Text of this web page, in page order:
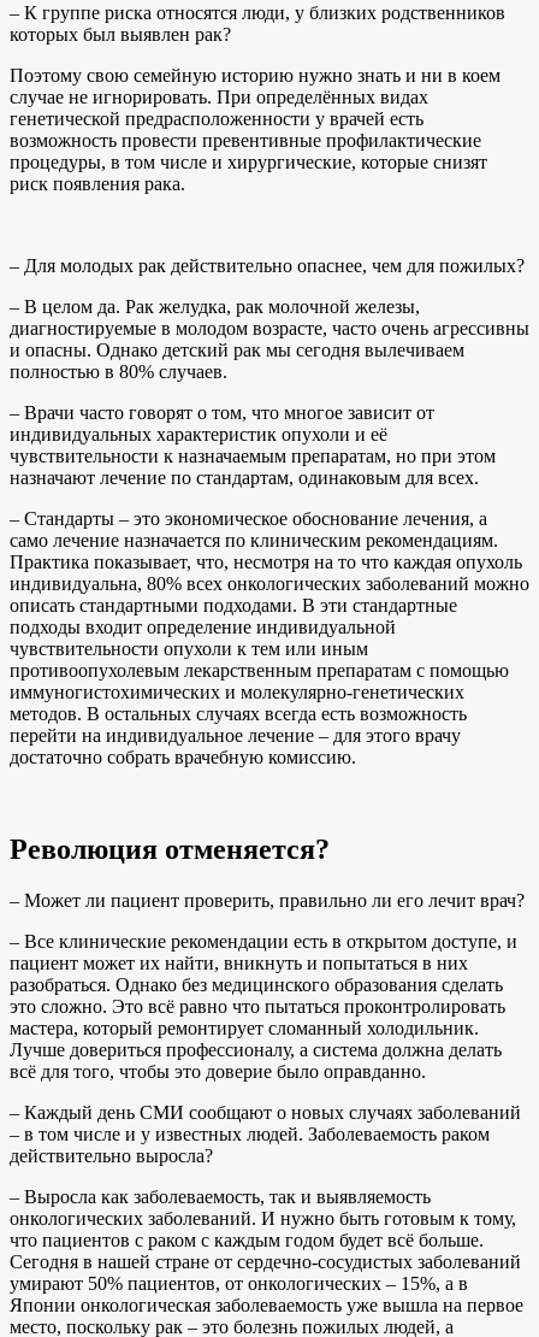
– К группе риска относятся люди, у близких родственников
которых был выявлен рак?
Поэтому свою семейную историю нужно знать и ни в коем
случае не игнорировать. При определённых видах
генетической предрасположенности у врачей есть
возможность провести превентивные профилактические
процедуры, в том числе и хирургические, которые снизят
риск появления рака.
– Для молодых рак действительно опаснее, чем для пожилых?
– В целом да. Рак желудка, рак молочной железы,
диагностируемые в молодом возрасте, часто очень агрессивны
и опасны. Однако детский рак мы сегодня вылечиваем
полностью в 80% случаев.
– Врачи часто говорят о том, что многое зависит от
индивидуальных характеристик опухоли и её
чувствительности к назначаемым препаратам, но при этом
назначают лечение по стандартам, одинаковым для всех.
– Стандарты – это экономическое обоснование лечения, а
само лечение назначается по клиническим рекомендациям.
Практика показывает, что, несмотря на то что каждая опухоль
индивидуальна, 80% всех онкологических заболеваний можно
описать стандартными подходами. В эти стандартные
подходы входит определение индивидуальной
чувствительности опухоли к тем или иным
противоопухолевым лекар­ственным препаратам с помощью
иммуногистохимических и молекулярно-генетических
методов. В остальных случаях всегда есть возможность
перейти на индивидуальное лечение – для этого врачу
достаточно со­брать врачебную комиссию.
Революция отменяется?
– Может ли пациент проверить, правильно ли его лечит врач?
– Все клинические рекомендации есть в открытом доступе, и
пациент может их найти, вникнуть и попытаться в них
разобраться. Однако без медицинского образования сделать
это сложно. Это всё равно что пытаться проконтролировать
мастера, который ремонтирует сломанный холодильник.
Лучше довериться профессионалу, а система должна делать
всё для того, чтобы это доверие было оправданно.
– Каждый день СМИ сообщают о новых случаях заболеваний
– в том числе и у известных людей. Заболеваемость раком
действительно выросла?
– Выросла как заболеваемость, так и выявляемость
онкологических заболеваний. И нужно быть готовым к тому,
что пациентов с раком с каждым годом будет всё больше.
Сегодня в нашей стране от сердечно-сосудистых заболеваний
умирают 50% пациентов, от онкологических – 15%, а в
Японии онкологическая заболеваемость уже вышла на первое
место, поскольку рак – это болезнь пожилых людей, а